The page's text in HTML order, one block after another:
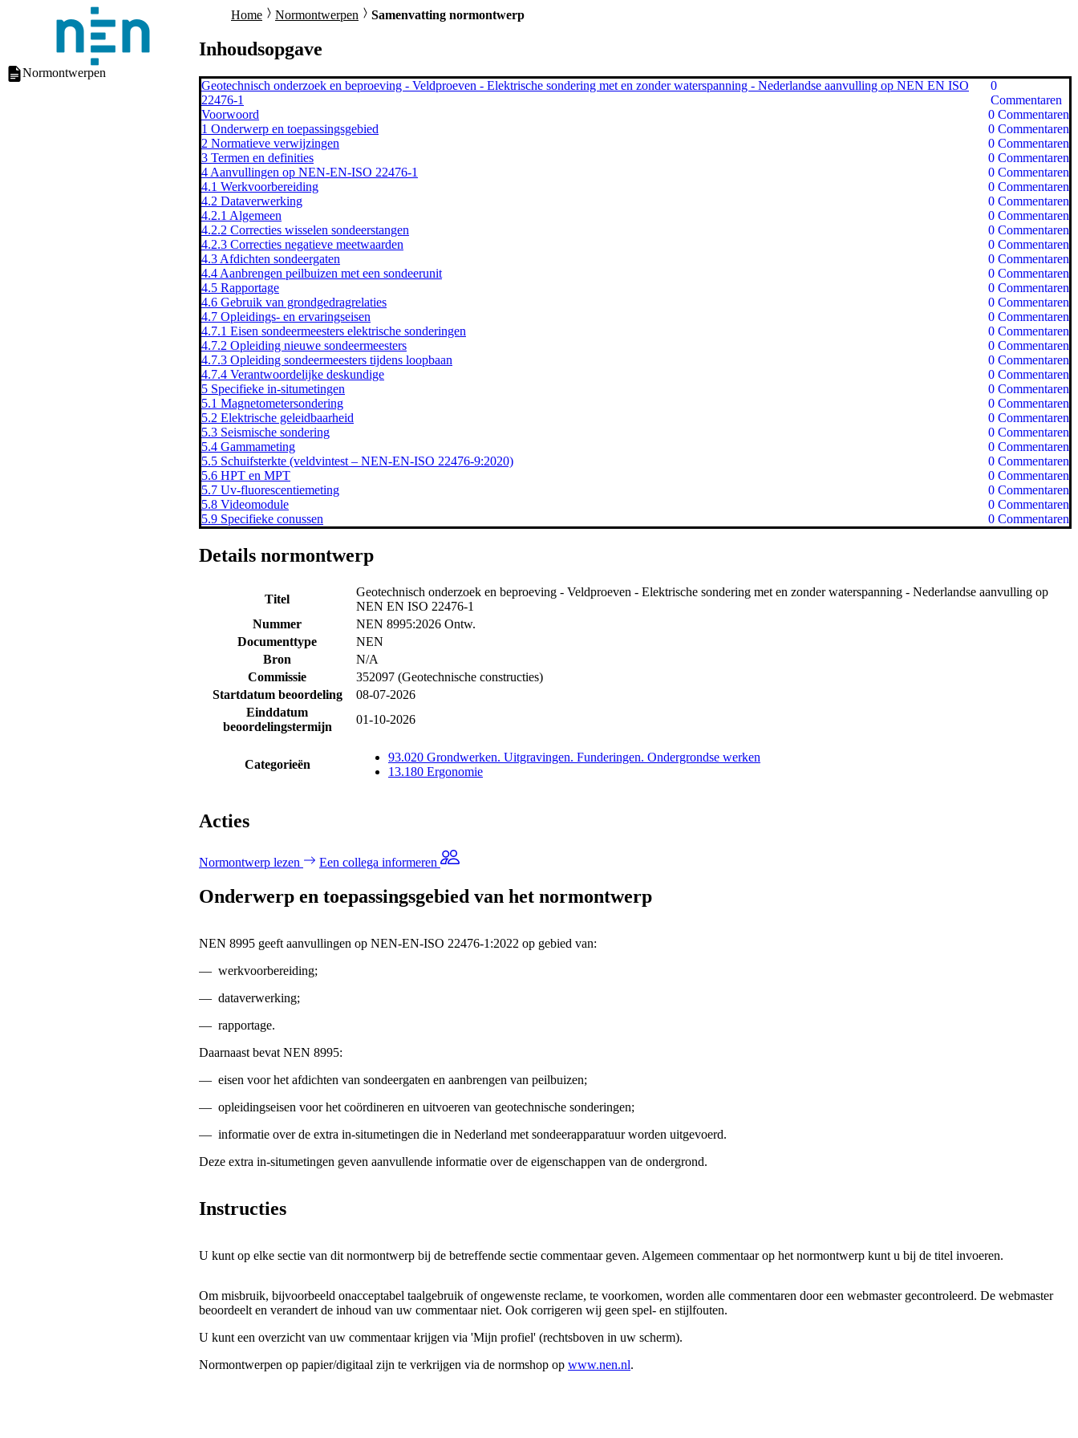
Normontwerpen
Home Normontwerpen Samenvatting normontwerp
Inhoudsopgave
Geotechnisch onderzoek en beproeving - Veldproeven - Elektrische sondering met en zonder waterspanning - Nederlandse aanvulling op NEN EN ISO
22476-1
0
Commentaren
Voorwoord
0 Commentaren
1 Onderwerp en toepassingsgebied
0 Commentaren
2 Normatieve verwijzingen
0 Commentaren
3 Termen en definities
0 Commentaren
4 Aanvullingen op NEN-EN-ISO 22476-1
0 Commentaren
4.1 Werkvoorbereiding
0 Commentaren
4.2 Dataverwerking
0 Commentaren
4.2.1 Algemeen
0 Commentaren
4.2.2 Correcties wisselen sondeerstangen
0 Commentaren
4.2.3 Correcties negatieve meetwaarden
0 Commentaren
4.3 Afdichten sondeergaten
0 Commentaren
4.4 Aanbrengen peilbuizen met een sondeerunit
0 Commentaren
4.5 Rapportage
0 Commentaren
4.6 Gebruik van grondgedragrelaties
0 Commentaren
4.7 Opleidings- en ervaringseisen
0 Commentaren
4.7.1 Eisen sondeermeesters elektrische sonderingen
0 Commentaren
4.7.2 Opleiding nieuwe sondeermeesters
0 Commentaren
4.7.3 Opleiding sondeermeesters tijdens loopbaan
0 Commentaren
4.7.4 Verantwoordelijke deskundige
0 Commentaren
5 Specifieke in-situmetingen
0 Commentaren
5.1 Magnetometersondering
0 Commentaren
5.2 Elektrische geleidbaarheid
0 Commentaren
5.3 Seismische sondering
0 Commentaren
5.4 Gammameting
0 Commentaren
5.5 Schuifsterkte (veldvintest – NEN-EN-ISO 22476-9:2020)
0 Commentaren
5.6 HPT en MPT
0 Commentaren
5.7 Uv-fluorescentiemeting
0 Commentaren
5.8 Videomodule
0 Commentaren
5.9 Specifieke conussen
0 Commentaren
Details normontwerp
Titel
Geotechnisch onderzoek en beproeving - Veldproeven - Elektrische sondering met en zonder waterspanning - Nederlandse aanvulling op
NEN EN ISO 22476-1
Nummer
NEN 8995:2026 Ontw.
Documenttype
NEN
Bron
N/A
Commissie
352097 (Geotechnische constructies)
Startdatum beoordeling
08-07-2026
Einddatum
beoordelingstermijn
01-10-2026
Categorieën
93.020 Grondwerken. Uitgravingen. Funderingen. Ondergrondse werken
13.180 Ergonomie
Acties
Normontwerp lezen Een collega informeren
Onderwerp en toepassingsgebied van het normontwerp
NEN 8995 geeft aanvullingen op NEN-EN-ISO 22476-1:2022 op gebied van:
— werkvoorbereiding;
— dataverwerking;
— rapportage.
Daarnaast bevat NEN 8995:
— eisen voor het afdichten van sondeergaten en aanbrengen van peilbuizen;
— opleidingseisen voor het coördineren en uitvoeren van geotechnische sonderingen;
— informatie over de extra in-situmetingen die in Nederland met sondeerapparatuur worden uitgevoerd.
Deze extra in-situmetingen geven aanvullende informatie over de eigenschappen van de ondergrond.
Instructies
U kunt op elke sectie van dit normontwerp bij de betreffende sectie commentaar geven. Algemeen commentaar op het normontwerp kunt u bij de titel invoeren.
Om misbruik, bijvoorbeeld onacceptabel taalgebruik of ongewenste reclame, te voorkomen, worden alle commentaren door een webmaster gecontroleerd. De webmaster
beoordeelt en verandert de inhoud van uw commentaar niet. Ook corrigeren wij geen spel- en stijlfouten.
U kunt een overzicht van uw commentaar krijgen via 'Mijn profiel' (rechtsboven in uw scherm).
Normontwerpen op papier/digitaal zijn te verkrijgen via de normshop op www.nen.nl.